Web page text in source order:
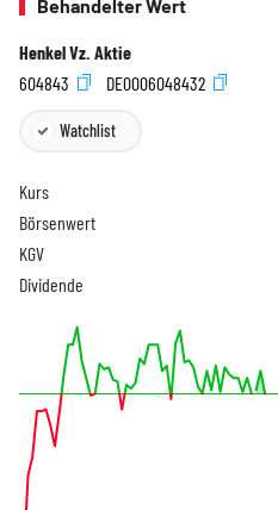
Behandelter Wert
Henkel Vz. Aktie
604843
DE0006048432
Watchlist
Kurs
Börsenwert
KGV
Dividende